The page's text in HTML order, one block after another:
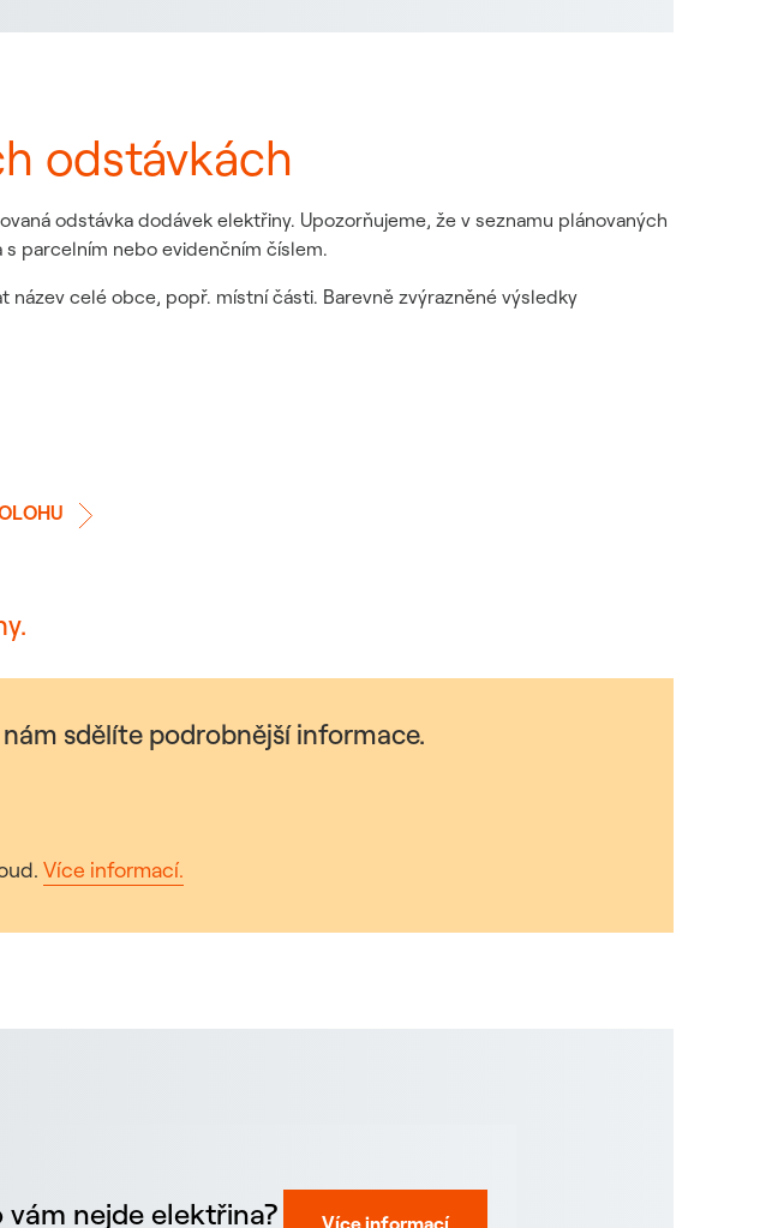
odstávkách
odstávka dodávek elektřiny. Upozorňujeme, že v seznamu plánovaných
parcelním nebo evidenčním číslem.
celé obce, popř. místní části. Barevně zvýrazněné výsledky
sdělíte podrobnější informace.
Více informací.
nejde elektřina? Více informací